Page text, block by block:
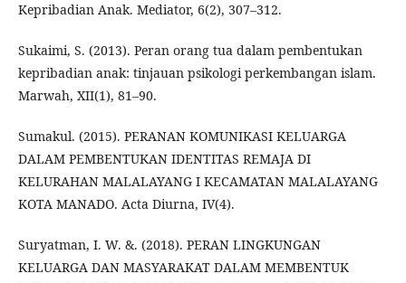
Kepribadian Anak. Mediator, 6(2), 307–312.
Sukaimi, S. (2013). Peran orang tua dalam pembentukan
kepribadian anak: tinjauan psikologi perkembangan islam.
Marwah, XII(1), 81–90.
Sumakul. (2015). PERANAN KOMUNIKASI KELUARGA
DALAM PEMBENTUKAN IDENTITAS REMAJA DI
KELURAHAN MALALAYANG I KECAMATAN MALALAYANG
KOTA MANADO. Acta Diurna, IV(4).
Suryatman, I. W. &. (2018). PERAN LINGKUNGAN
KELUARGA DAN MASYARAKAT DALAM MEMBENTUK